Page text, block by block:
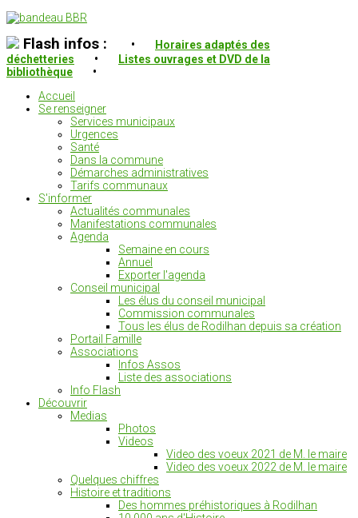
Flash infos : •
Horaires adaptés des
déchetteries
•
Listes ouvrages et DVD de la
bibliothèque
•
Accueil
Se renseigner
Services municipaux
Urgences
Santé
Dans la commune
Démarches administratives
Tarifs communaux
S'informer
Actualités communales
Manifestations communales
Agenda
Semaine en cours
Annuel
Exporter l'agenda
Conseil municipal
Les élus du conseil municipal
Commission communales
Tous les élus de Rodilhan depuis sa création
Portail Famille
Associations
Infos Assos
Liste des associations
Info Flash
Découvrir
Medias
Photos
Videos
Video des voeux 2021 de M. le maire
Video des voeux 2022 de M. le maire
Quelques chiffres
Histoire et traditions
Des hommes préhistoriques à Rodilhan